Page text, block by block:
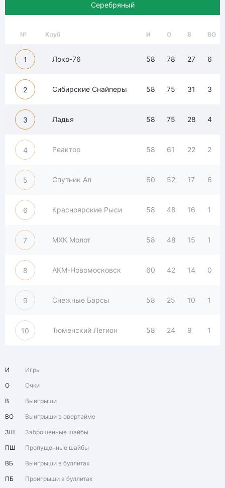
Серебряный
№ Клуб И О В ВО
1 Локо-76 58 78 27 6
2 Сибирские Снайперы 58 75 31 3
3 Ладья 58 75 28 4
4 Реактор 58 61 22 2
5 Спутник Ал 60 52 17 6
6 Красноярские Рыси 58 48 16 1
7 МХК Молот 58 48 15 1
8 АКМ-Новомосковск 60 42 14 0
9 Снежные Барсы 58 25 10 1
10 Тюменский Легион 58 24 9 1
И Игры
О Очки
В Выигрыши
ВО Выигрыши в овертайме
ЗШ Заброшенные шайбы
ПШ Пропущенные шайбы
ВБ Выигрыши в буллитах
ПБ Проигрыши в буллитах